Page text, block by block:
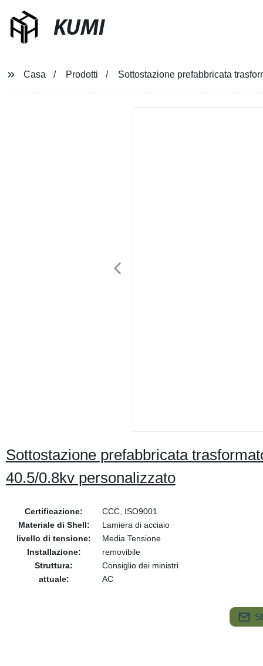
KUMI
Casa Prodotti Sottostazione prefabbricata
Sottostazione prefabbricata
40.5/0.8kv personalizzato
Certificazione:
CCC, ISO9001
Materiale di Shell:
Lamiera di acciaio
livello di tensione:
Media Tensione
Installazione:
removibile
Struttura:
Consiglio dei ministri
attuale:
AC